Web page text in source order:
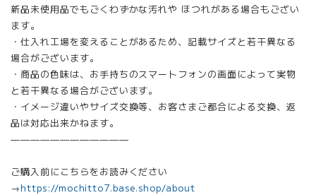
新品未使用品でもごくわずかな汚れや ほつれがある場合もござい
ます。
・仕入れ工場を変えることがあるため、記載サイズと若干異なる
場合がございます。
・商品の色味は、お手持ちのスマートフォンの画面によって実物
と若干異なる場合がございます。
・イメージ違いやサイズ交換等、お客さまご都合による交換、返
品は対応出来かねます。
————————————
ご購入前にこちらをお読みください
→https://mochitto7.base.shop/about